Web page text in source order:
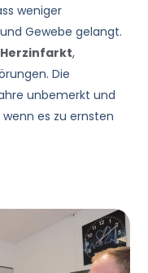
weniger
Gewebe gelangt.
Herzinfarkt,
Die
unbemerkt und
es zu ernsten